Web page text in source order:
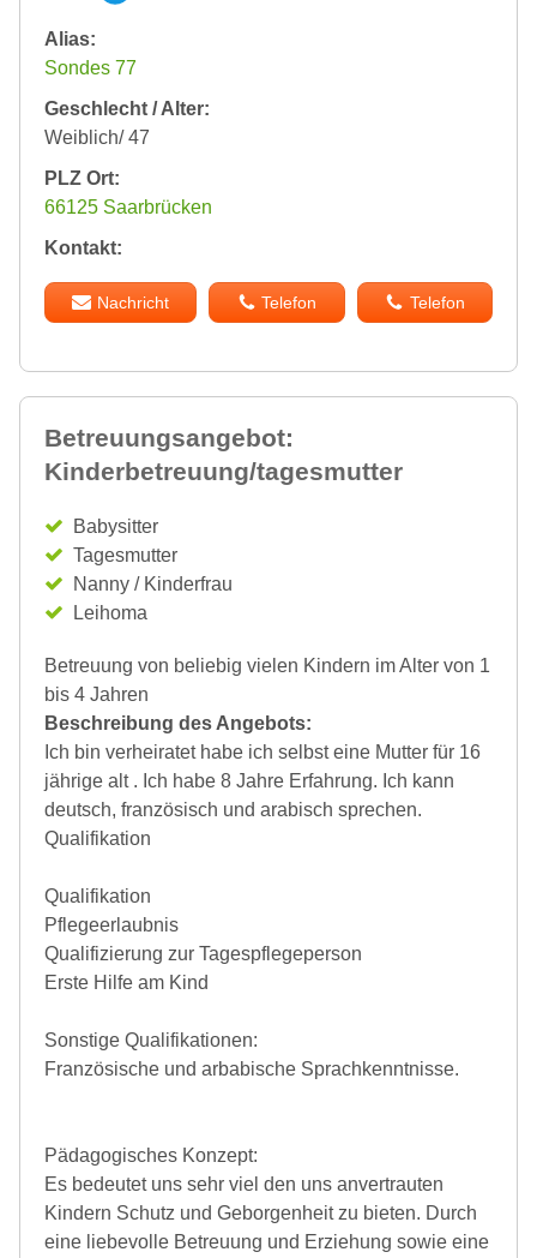
Alias:
Sondes 77
Geschlecht / Alter:
Weiblich/ 47
PLZ Ort:
66125 Saarbrücken
Kontakt:
Nachricht Telefon Telefon
Betreuungsangebot:
Kinderbetreuung/tagesmutter
Babysitter
Tagesmutter
Nanny / Kinderfrau
Leihoma
Betreuung von beliebig vielen Kindern im Alter von 1
bis 4 Jahren
Beschreibung des Angebots:
Ich bin verheiratet habe ich selbst eine Mutter für 16
jährige alt . Ich habe 8 Jahre Erfahrung. Ich kann
deutsch, französisch und arabisch sprechen.
Qualifikation
Qualifikation
Pflegeerlaubnis
Qualifizierung zur Tagespflegeperson
Erste Hilfe am Kind
Sonstige Qualifikationen:
Französische und arbabische Sprachkenntnisse.
Pädagogisches Konzept:
Es bedeutet uns sehr viel den uns anvertrauten
Kindern Schutz und Geborgenheit zu bieten. Durch
eine liebevolle Betreuung und Erziehung sowie eine